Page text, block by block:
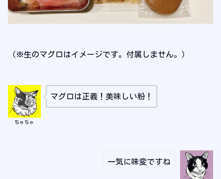
（※生のマグロはイメージです。付属しません。）
ちゃちゃ
マグロは正義！美味しい粉！
一気に味変ですね